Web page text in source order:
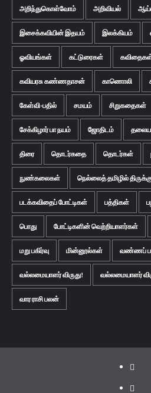
அறிந்துகொள்வோம் அறிவியல்
இசைக்கவியின் இதயம் இலக்கியம்
ஓவியங்கள் கட்டுரைகள்
கவியரசு கண்ணதாசன் காணொலி
கேள்வி-பதில் சமயம் சிறுகதைகள்
சேக்கிழார் பா நயம் ஜோதிடம்
திரை தொடர்கதை தொடர்கள்
நுண்கலைகள் நெல்லைத் தமிழில்
படக்கவிதைப் போட்டிகள் பத்திகள்
பொது போட்டிகளின் வெற்றியாளர்கள்
மறு பகிர்வு மின்னூல்கள் வண்ணப்
வல்லமையாளர் விருது! வல்லமையாளர்
வார ராசி பலன்
Twitter